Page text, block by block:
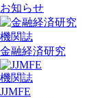
お知らせ
機関誌
金融経済研究
機関誌
JJMFE